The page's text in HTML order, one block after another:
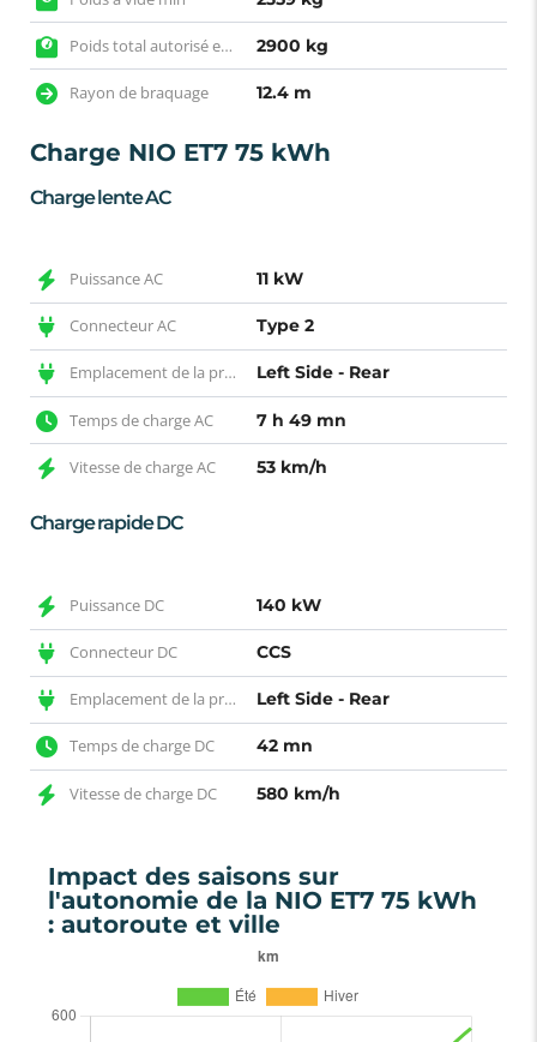
Poids total autorisé en charge 2900 kg
Rayon de braquage 12.4 m
Charge NIO ET7 75 kWh
Charge lente AC
Puissance AC 11 kW
Connecteur AC Type 2
Emplacement de la prise AC Left Side - Rear
Temps de charge AC 7 h 49 mn
Vitesse de charge AC 53 km/h
Charge rapide DC
Puissance DC 140 kW
Connecteur DC CCS
Emplacement de la prise DC Left Side - Rear
Temps de charge DC 42 mn
Vitesse de charge DC 580 km/h
Impact des saisons sur
l'autonomie de la NIO ET7 75 kWh
: autoroute et ville